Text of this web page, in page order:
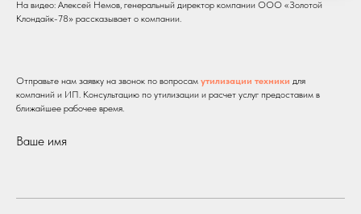
На видео: Алексей Немов, генеральный директор компании ООО «Золотой
Клондайк-78» рассказывает о компании.
Отправьте нам заявку на звонок по вопросам утилизации техники для
компаний и ИП. Консультацию по утилизации и расчет услуг предоставим в
ближайшее рабочее время.
Ваше имя